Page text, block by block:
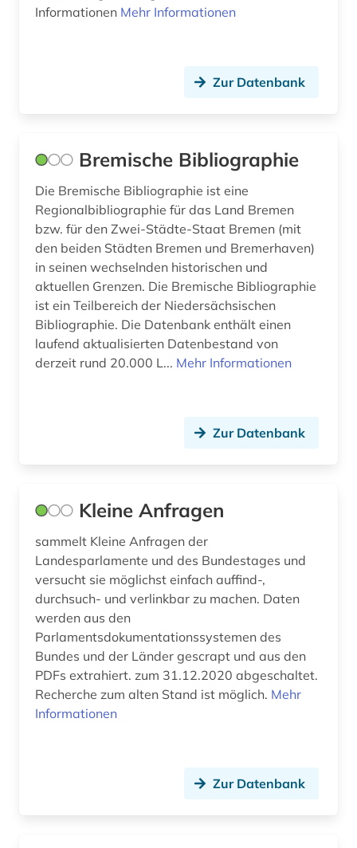
Informationen Mehr Informationen
Zur Datenbank
Bremische Bibliographie
Die Bremische Bibliographie ist eine
Regionalbibliographie für das Land Bremen
bzw. für den Zwei-Städte-Staat Bremen (mit
den beiden Städten Bremen und Bremerhaven)
in seinen wechselnden historischen und
aktuellen Grenzen. Die Bremische Bibliographie
ist ein Teilbereich der Niedersächsischen
Bibliographie. Die Datenbank enthält einen
laufend aktualisierten Datenbestand von
derzeit rund 20.000 L... Mehr Informationen
Zur Datenbank
Kleine Anfragen
sammelt Kleine Anfragen der
Landesparlamente und des Bundestages und
versucht sie möglichst einfach auffind-,
durchsuch- und verlinkbar zu machen. Daten
werden aus den
Parlamentsdokumentationssystemen des
Bundes und der Länder gescrapt und aus den
PDFs extrahiert. zum 31.12.2020 abgeschaltet.
Recherche zum alten Stand ist möglich. Mehr
Informationen
Zur Datenbank